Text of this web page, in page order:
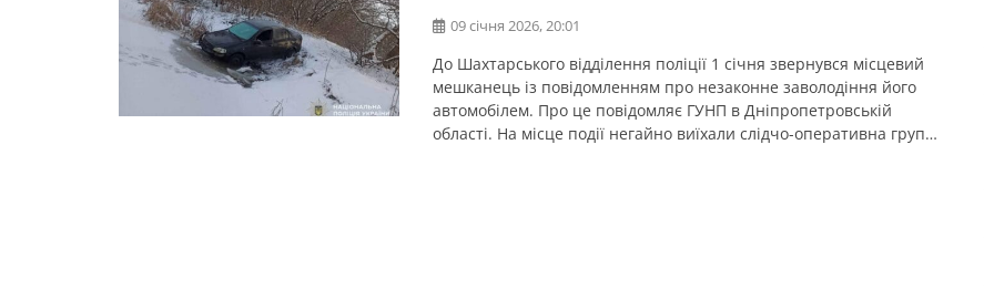
09 січня 2026, 20:01
До Шахтарського відділення поліції 1 січня звернувся місцевий
мешканець із повідомленням про незаконне заволодіння його
автомобілем. Про це повідомляє ГУНП в Дніпропетровській
області. На місце події негайно виїхали слідчо-оперативна група,